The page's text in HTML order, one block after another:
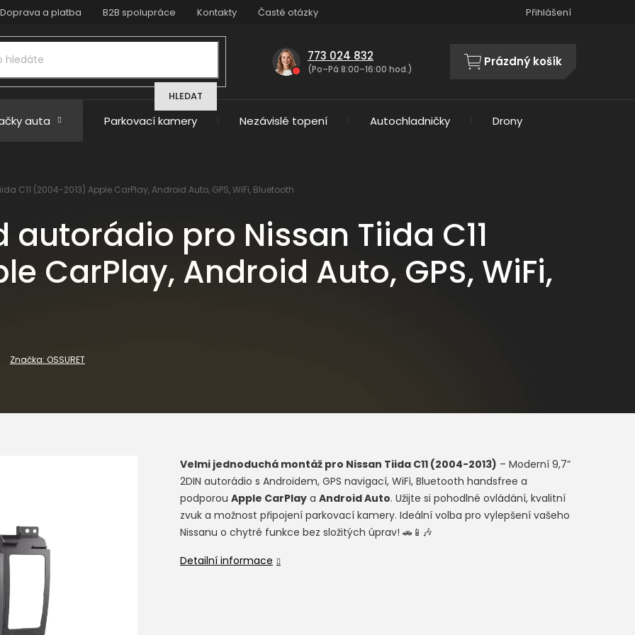
Doprava a platba B2B spolupráce Kontakty Časté otázky Přihlášení
HLEDAT
773 024 832
(Po–Pá 8:00–16:00 hod.)
NÁKUPNÍ
Prázdný košík
auta Parkovací kamery Nezávislé topení Autochladničky Drony
C11 (2004-2013) Apple CarPlay, Android Auto, GPS, WiFi, Bluetooth
autorádio pro Nissan Tiida C11
CarPlay, Android Auto, GPS, WiFi,
Značka: OSSURET
Velmi jednoduchá montáž pro Nissan Tiida C11 (2004-2013) – Moderní 9,7”
2DIN autorádio s Androidem, GPS navigací, WiFi, Bluetooth handsfree a
podporou Apple CarPlay a Android Auto. Užijte si pohodlné ovládání, kvalitní
zvuk a možnost připojení parkovací kamery. Ideální volba pro vylepšení vašeho
Nissanu o chytré funkce bez složitých úprav! 🚗📱🎶
Detailní informace